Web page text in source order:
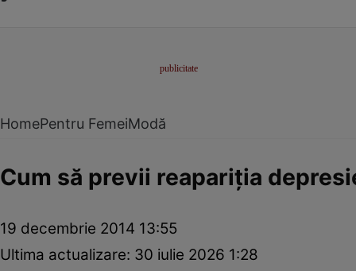
HomePentru FemeiModă
Cum să previi reapariţia
19 decembrie 2014 13:55
Ultima actualizare: 30 iulie 2026 1:28